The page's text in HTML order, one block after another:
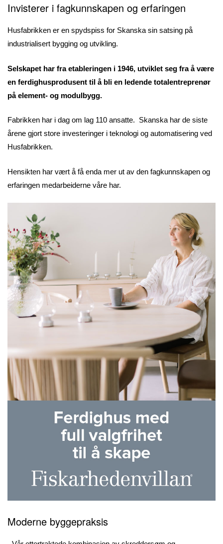
Invisterer i fagkunnskapen og erfaringen
Husfabrikken er en spydspiss for Skanska sin satsing på
industrialisert bygging og utvikling.
Selskapet har fra etableringen i 1946, utviklet seg fra å være
en ferdighusprodusent til å bli en ledende totalentreprenør
på element- og modulbygg.
Fabrikken har i dag om lag 110 ansatte. Skanska har de siste
årene gjort store investeringer i teknologi og automatisering ved
Husfabrikken.
Hensikten har vært å få enda mer ut av den fagkunnskapen og
erfaringen medarbeiderne våre har.
Moderne byggepraksis